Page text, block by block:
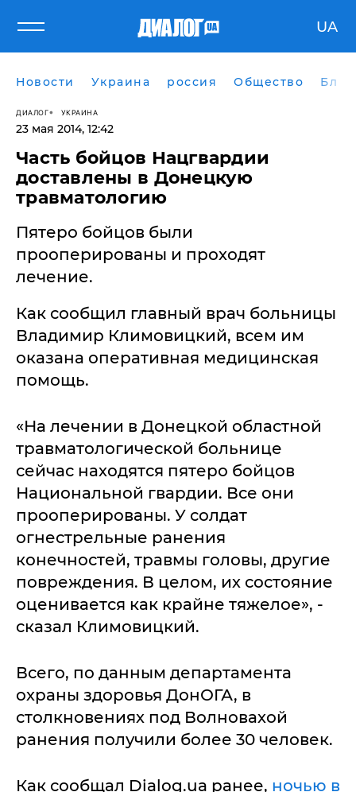
UA
Новости Украина россия Общество
ДИАЛОГ УКРАИНА
23 мая 2014, 12:42
Часть бойцов Нацгвардии
доставлены в Донецкую
травматологию
Пятеро бойцов были
прооперированы и проходят
лечение.
Как сообщил главный врач больницы
Владимир Климовицкий, всем им
оказана оперативная медицинская
помощь.
«На лечении в Донецкой областной
травматологической больнице
сейчас находятся пятеро бойцов
Национальной гвардии. Все они
прооперированы. У солдат
огнестрельные ранения
конечностей, травмы головы, другие
повреждения. В целом, их состояние
оценивается как крайне тяжелое», -
сказал Климовицкий.
Всего, по данным департамента
охраны здоровья ДонОГА, в
столкновениях под Волновахой
ранения получили более 30 человек.
Как сообщал Dialog.ua ранее, ночью в